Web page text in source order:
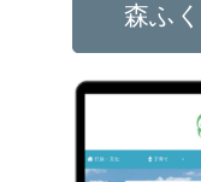
森ふ